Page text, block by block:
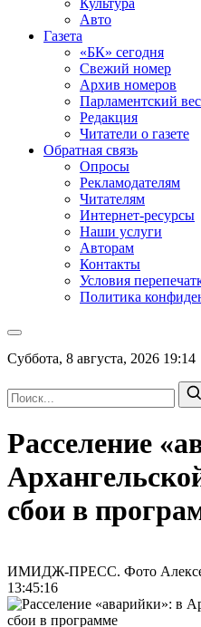
Культура
Авто
Газета
«БК» сегодня
Свежий номер
Архив номеров
Парламентский
Редакция
Читатели о газете
Обратная связь
Опросы
Рекламодателям
Читателям
Интернет-ресурсы
Наши услуги
Авторам
Контакты
Условия
Политика
Суббота, 8 августа, 2026 19:14
Расселение
сбои в
ИМИДЖ-ПРЕСС. Фото
13:45:16